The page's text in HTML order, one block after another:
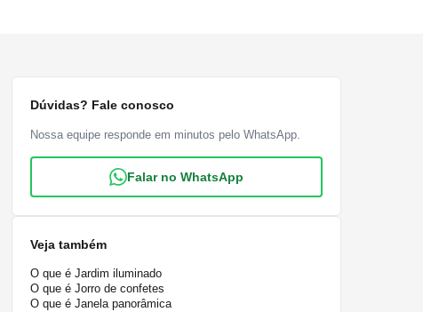
Dúvidas? Fale conosco
Nossa equipe responde em minutos pelo WhatsApp.
Falar no WhatsApp
Veja também
O que é Jardim iluminado
O que é Jorro de confetes
O que é Janela panorâmica